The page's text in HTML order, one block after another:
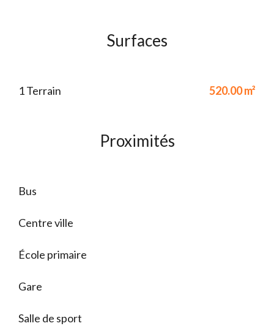
Surfaces
1 Terrain 520.00 m²
Proximités
Bus
Centre ville
École primaire
Gare
Salle de sport